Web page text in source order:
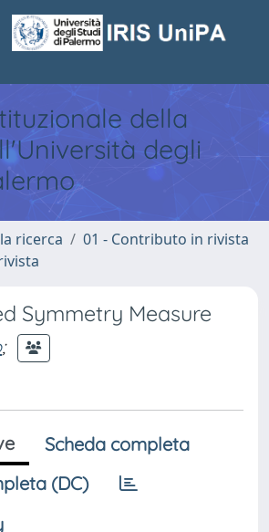
della
degli
ricerca
01 - Contributo in rivista
Symmetry Measure
;
Scheda completa
(DC)